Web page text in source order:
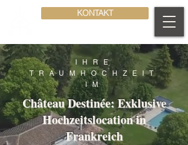
KONTAKT
IHRE
TRAUMHOCHZEIT
IM
Château Destinée: Exklusive
Hochzeitslocation in
Frankreich